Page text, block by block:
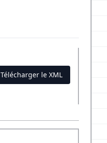
Télécharger le XML